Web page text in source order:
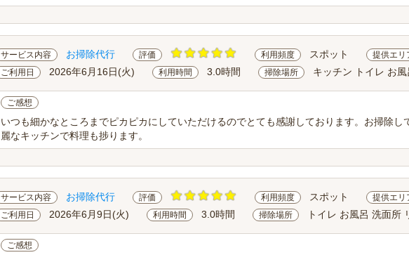
サービス内容 お掃除代行 評価 利用頻度 スポット 提供エリ
ご利用日 2026年6月16日(火) 利用時間 3.0時間 掃除場所 キッチン トイレ お
ご感想
いつも細かなところまでピカピカにしていただけるのでとても感謝しております。お掃除
麗なキッチンで料理も捗ります。
サービス内容 お掃除代行 評価 利用頻度 スポット 提供エリ
ご利用日 2026年6月9日(火) 利用時間 3.0時間 掃除場所 トイレ お風呂 洗面所
ご感想